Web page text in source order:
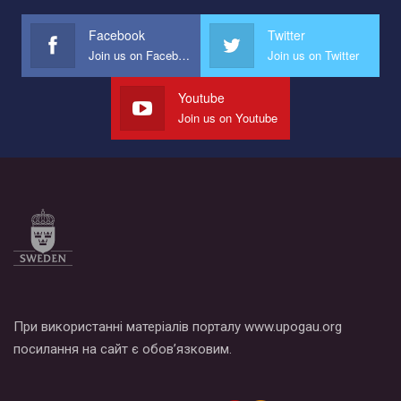
представляющий программу развития организации.
Мы просим вас поддержать нас и помочь нам реализовать
наш план по борьбе с насилием и дискриминацией на почве
СОГИ в Украине.
Все, что вам нужно сделать - это зайти на наш канал YouTube
по этой ссылке и поставить лайк под видео.
Facebook
Join us on Facebook
Twitter
Join us on Twitter
Youtube
Join us on Youtube
При використанні матеріалів порталу www.upogau.org
посилання на сайт є обов’язковим.